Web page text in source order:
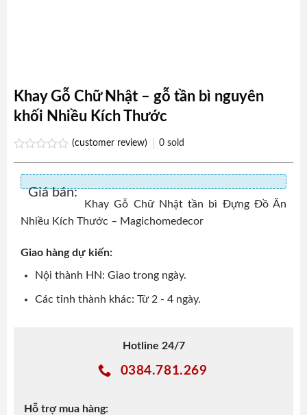
Khay Gỗ Chữ Nhật – gỗ tần bì nguyên
khối Nhiều Kích Thước
out
of
(customer review) 0sold
Giá bán:
Khay Gỗ Chữ Nhật tần bì Đựng Đồ Ăn
Nhiều Kích Thước – Magichomedecor
Giao hàng dự kiến:
Nội thành HN: Giao trong ngày.
Các tỉnh thành khác: Từ 2 - 4 ngày.
Hotline 24/7
0384.781.269
Hỗ trợ mua hàng: